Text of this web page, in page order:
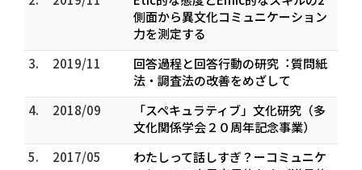
側面から異文化コミュニケーション
力を測定する
3.
2019/11
回答過程と回答⾏動の研究︓質問紙
法・調査法の改善をめざして
4.
2018/09
「スペキュラティブ」文化研究（多
文化関係学会２０周年記念事業）
5.
2017/05
わたしって話しすぎ？ーコミュニケ